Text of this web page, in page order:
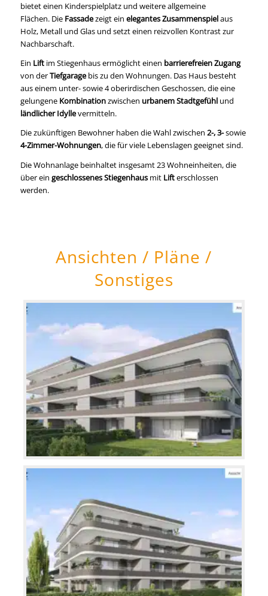
bietet einen Kinderspielplatz und weitere allgemeine
Flächen. Die Fassadezeigt ein elegantes Zusammenspielaus
Holz, Metall und Glas und setzt einen reizvollen Kontrast zur
Nachbarschaft.
Ein Liftim Stiegenhaus ermöglicht einen barrierefreien Zugang
von derTiefgaragebis zu den Wohnungen. Das Haus besteht
aus einem unter- sowie 4 oberirdischen Geschossen, die eine
gelungene Kombinationzwischen urbanem Stadtgefühlund
ländlicher Idyllevermitteln.
Die zukünftigen Bewohner haben die Wahl zwischen 2-, 3-sowie
4-Zimmer-Wohnungen, die für viele Lebenslagen geeignet sind.
Die Wohnanlage beinhaltet insgesamt 23 Wohneinheiten, die
über ein geschlossenes Stiegenhausmit Lifterschlossen
werden.
Ansichten / Pläne /
Sonstiges